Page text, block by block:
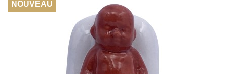
NOUVEAU